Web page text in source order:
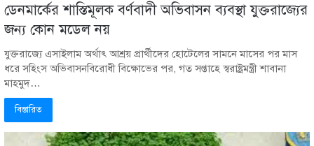
ডেনমার্কের শাস্তিমূলক বর্ণবাদী অভিবাসন ব্যবস্থা যুক্তরাজ্যের
জন্য কোন মডেল নয়
যুক্তরাজ্যে এসাইলাম অর্থাৎ আশ্রয় প্রার্থীদের হোটেলের সামনে মাসের পর মাস
ধরে সহিংস অভিবাসনবিরোধী বিক্ষোভের পর, গত সপ্তাহে স্বরাষ্ট্রমন্ত্রী শাবানা
মাহমুদ…
বিস্তারিত